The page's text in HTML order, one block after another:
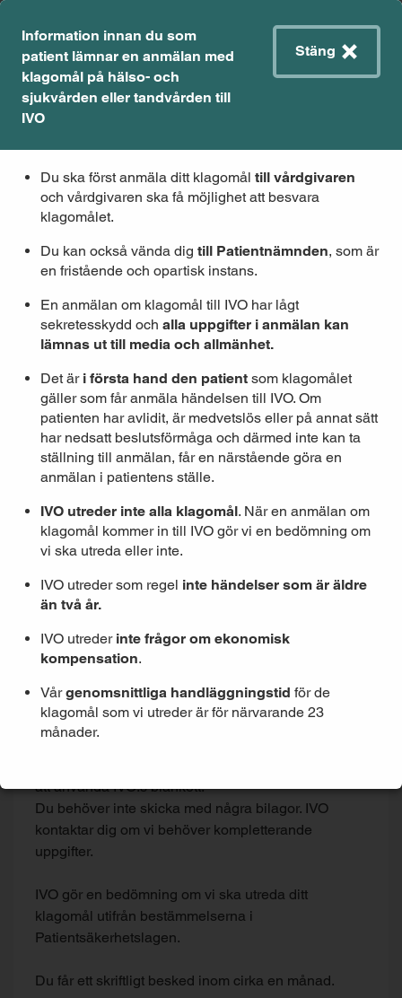
innehåll
sidfoten
Meny
Start / Berätta för IVO /
Lämna ett formellt klagomål enligt patientsäkerhetslagen /
Lämna formell anmälan med
klagomål på hälso- och
sjukvården eller tandvården
Som patient kan du lämna ett klagomål
på hälso- och sjukvården eller tandvården
till IVO. För att lämna ett klagomål till IVO
ska du först ha framfört ditt klagomål till
ansvarig vårdgivare. Om du som patient
inte själv kan anmäla en händelse kan en
närstående göra detta.
Kopiera länk
IVO:s e-tjänst för att lämna in en formell
anmälan med klagomål
lämna in en formell anmälan med klagomål på
hälso- och sjukvården eller tandvården.
att använda IVO:s blankett.
Du behöver inte skicka med några bilagor. IVO
kontaktar dig om vi behöver kompletterande
uppgifter.
IVO gör en bedömning om vi ska utreda ditt
klagomål utifrån bestämmelserna i
Patientsäkerhetslagen.
Du får ett skriftligt besked inom cirka en månad.
Information innan du som
patient lämnar en anmälan med
klagomål på hälso- och
sjukvården eller tandvården till
IVO
Stäng
Du ska först anmäla ditt klagomål till vårdgivaren
och vårdgivaren ska få möjlighet att besvara
klagomålet.
Du kan också vända dig till Patientnämnden, som är
en fristående och opartisk instans.
En anmälan om klagomål till IVO har lågt
sekretesskydd och alla uppgifter i anmälan kan
lämnas ut till media och allmänhet.
Det är i första hand den patientsom klagomålet
gäller som får anmäla händelsen till IVO. Om
patienten har avlidit, är medvetslös eller på annat sätt
har nedsatt beslutsförmåga och därmed inte kan ta
ställning till anmälan, får en närstående göra en
anmälan i patientens ställe.
IVO utreder inte alla klagomål. När en anmälan om
klagomål kommer in till IVO gör vi en bedömning om
vi ska utreda eller inte.
IVO utreder som regel inte händelser som är äldre
än två år.
IVO utreder inte frågor om ekonomisk
kompensation.
Vårgenomsnittliga handläggningstid för de
klagomål som vi utreder är för närvarande 23
månader.